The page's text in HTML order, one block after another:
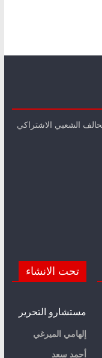
الشعبي الاشتراكي
تحت الانشاء
مستشارو التحرير
إلهامي الميرغي
أحمد سعد